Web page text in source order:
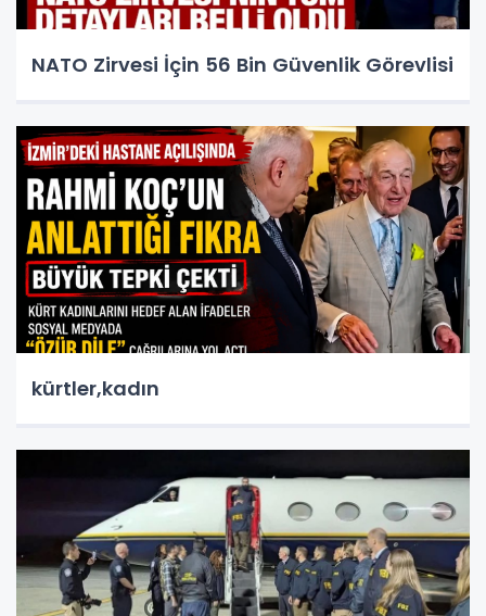
NATO Zirvesi İçin 56 Bin Güvenlik Görevlisi
kürtler,kadın